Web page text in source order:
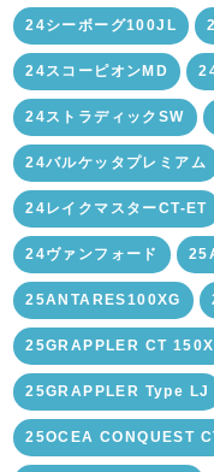
24シーボーグ100JL
24スコーピオンMD
24ストラディックSW
24バルケッタプレミアム
24レイクマスターCT-ET
24ヴァンフォード
25ANTARES100XG
25GRAPPLER CT
25GRAPPLER Type LJ
25OCEA CONQUEST